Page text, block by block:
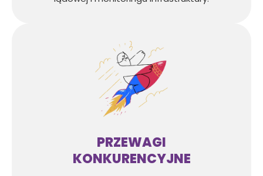
PRZEWAGI
KONKURENCYJNE